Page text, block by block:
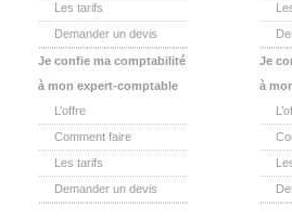
Les tarifs
Demander un devis
Je confie ma comptabilité
à mon expert-comptable
L’offre
Comment faire
Les tarifs
Demander un devis
Je
à